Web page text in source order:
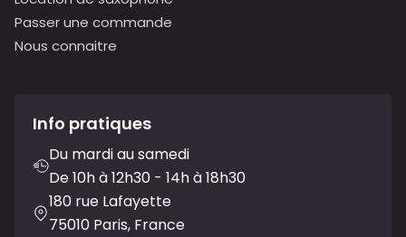
Passer une commande
Nous connaitre
Info pratiques
Du mardi au samedi
De 10h à 12h30 - 14h à 18h30
180 rue Lafayette
75010 Paris, France